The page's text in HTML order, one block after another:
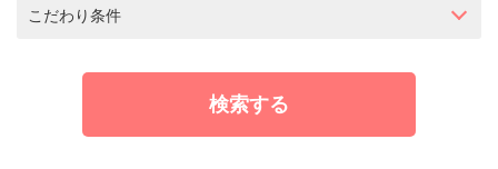
こだわり条件